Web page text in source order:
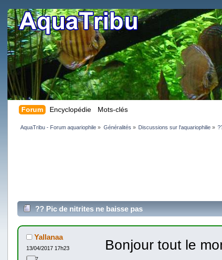
Forum Encyclopédie Mots-clés
AquaTribu - Forum aquariophile » Généralités » Discussions sur l'aquariophilie»
?? Pic de nitrites ne baisse pas
Yallanaa
13/04/2017 17h23
Bonjour tout le